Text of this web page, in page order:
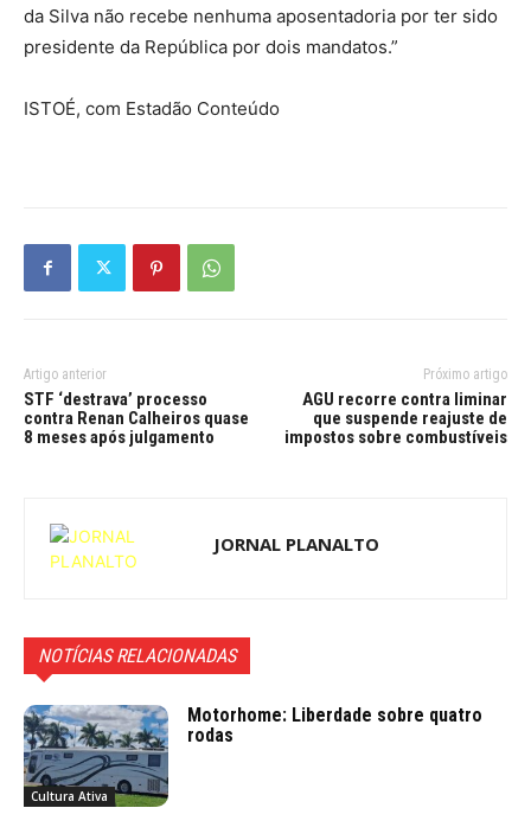
da Silva não recebe nenhuma aposentadoria por ter sido
presidente da República por dois mandatos.”
ISTOÉ, com Estadão Conteúdo
Artigo anterior
STF ‘destrava’ processo
contra Renan Calheiros quase
8 meses após julgamento
Próximo artigo
AGU recorre contra liminar
que suspende reajuste de
impostos sobre combustíveis
JORNAL PLANALTO
NOTÍCIAS RELACIONADAS
Cultura Ativa
Motorhome: Liberdade sobre quatro
rodas